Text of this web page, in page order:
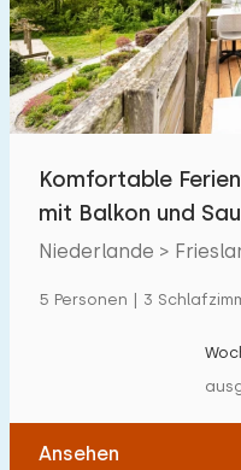
Komfortable
mit Balkon und
Niederlande >
5 Personen | 3
Ansehen